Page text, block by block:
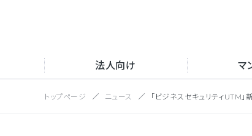
法人向け マ
トップページ ニュース 「ビジネスセキュリティUTM